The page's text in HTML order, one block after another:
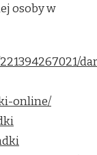
osoby w
online/